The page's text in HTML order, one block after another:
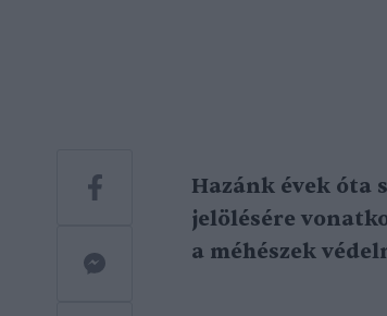
Hazánk évek óta
jelölésére
a méhészek